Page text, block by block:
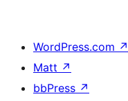
WordPress.com ↗
Matt ↗
bbPress ↗